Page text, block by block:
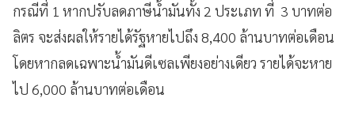
กรณีที่ 1 หากปรับลดภาษีน้ำมันทั้ง 2 ประเภท ที่ 3 บาทต่อ
ลิตร จะส่งผลให้รายได้รัฐหายไปถึง 8,400 ล้านบาทต่อเดือน
โดยหากลดเฉพาะน้ำมันดีเซลเพียงอย่างเดียว รายได้จะหาย
ไป 6,000 ล้านบาทต่อเดือน